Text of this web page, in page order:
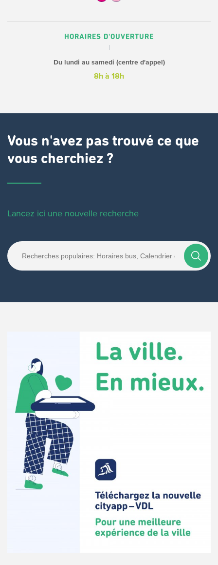
HORAIRES D'OUVERTURE
Du lundi au samedi (centre d'appel)
8h à 18h
Vous n'avez pas trouvé ce que
vous cherchiez ?
Lancez ici une nouvelle recherche